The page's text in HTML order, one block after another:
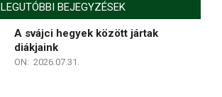
LEGUTÓBBI BEJEGYZÉSEK
A svájci hegyek között jártak
diákjaink
ON: 2026.07.31.